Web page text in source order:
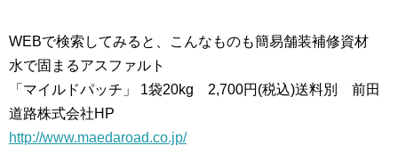
WEBで検索してみると、こんなものも簡易舗装補修資材
水で固まるアスファルト
「マイルドパッチ」 1袋20kg 2,700円(税込)送料別 前田
道路株式会社HP
http://www.maedaroad.co.jp/